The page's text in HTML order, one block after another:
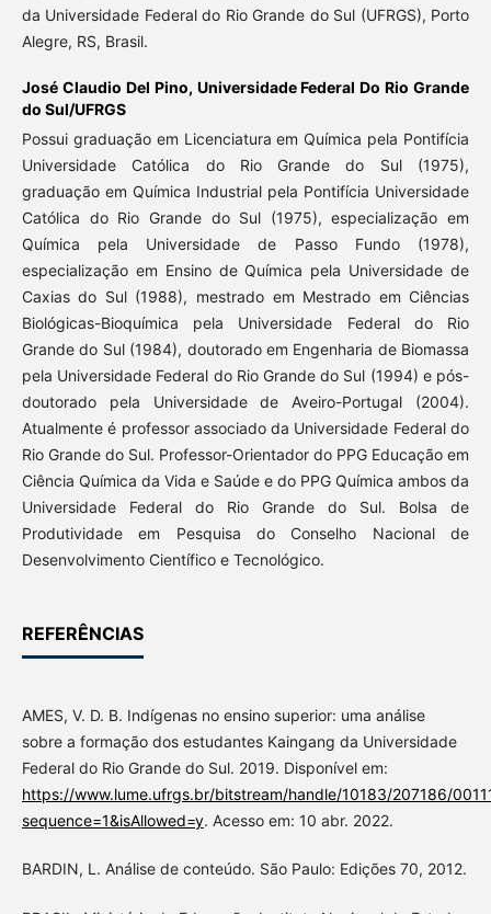
da Universidade Federal do Rio Grande do Sul (UFRGS), Porto
Alegre, RS, Brasil.
José Claudio Del Pino, Universidade Federal Do Rio Grande
do Sul/UFRGS
Possui graduação em Licenciatura em Química pela Pontifícia
Universidade Católica do Rio Grande do Sul (1975),
graduação em Química Industrial pela Pontifícia Universidade
Católica do Rio Grande do Sul (1975), especialização em
Química pela Universidade de Passo Fundo (1978),
especialização em Ensino de Química pela Universidade de
Caxias do Sul (1988), mestrado em Mestrado em Ciências
Biológicas-Bioquímica pela Universidade Federal do Rio
Grande do Sul (1984), doutorado em Engenharia de Biomassa
pela Universidade Federal do Rio Grande do Sul (1994) e pós-
doutorado pela Universidade de Aveiro-Portugal (2004).
Atualmente é professor associado da Universidade Federal do
Rio Grande do Sul. Professor-Orientador do PPG Educação em
Ciência Química da Vida e Saúde e do PPG Química ambos da
Universidade Federal do Rio Grande do Sul. Bolsa de
Produtividade em Pesquisa do Conselho Nacional de
Desenvolvimento Científico e Tecnológico.
REFERÊNCIAS
AMES, V. D. B. Indígenas no ensino superior: uma análise
sobre a formação dos estudantes Kaingang da Universidade
Federal do Rio Grande do Sul. 2019. Disponível em:
https://www.lume.ufrgs.br/bitstream/handle/10183/207186/
sequence=1&isAllowed=y. Acesso em: 10 abr. 2022.
BARDIN, L. Análise de conteúdo. São Paulo: Edições 70, 2012.